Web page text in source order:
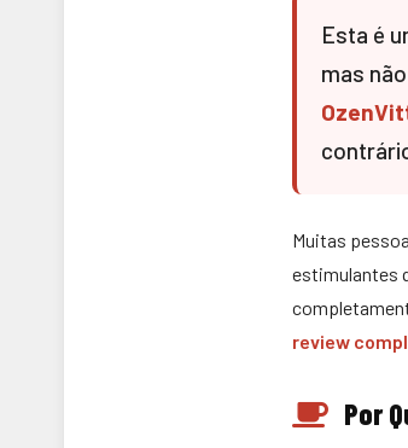
Esta é
mas
Muitas
estimulantes
review
Por